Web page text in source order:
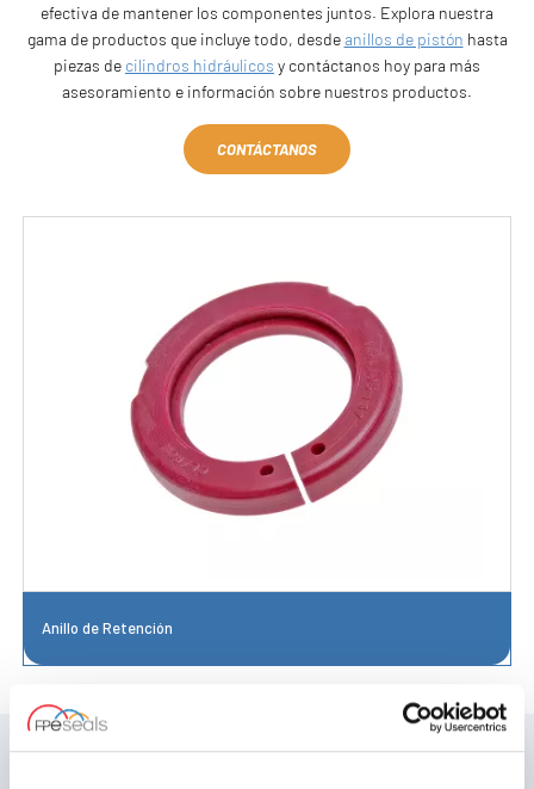
efectiva de mantener los componentes juntos. Explora nuestra
gama de productos que incluye todo, desdeanillos de pistón hasta
piezas de cilindros hidráulicos y contáctanos hoy para más
asesoramiento e información sobre nuestros productos.
CONTÁCTANOS
Anillo de Retención
SUSCRÍBETE A NUESTRO BOLETÍN